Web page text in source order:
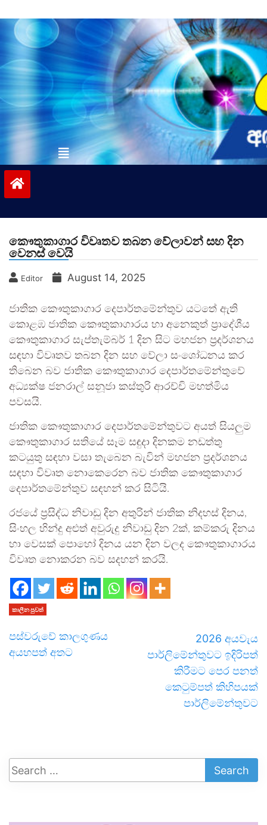
to
contentvinivida.lk
කෞතුකාගාර විවෘතව තබන වේලාවන් සහ දින
වෙනස් වෙයි
Editor August 14, 2025
ජාතික කෞතුකාගාර දෙපාර්තමේන්තුව යටතේ ඇති
කොළඹ ජාතික කෞතුකාගාරය හා අනෙකුත් ප්‍රාදේශීය
කෞතුකාගාර සැප්තැම්බර් 1 දින සිට මහජන ප්‍රදර්ශනය
සඳහා විවෘතව තබන දින සහ වේලා සංශෝධනය කර
තිබෙන බව ජාතික කෞතුකාගාර දෙපාර්තමේන්තුවේ
අධ්‍යක්ෂ ජනරාල් සනූජා කස්තුරි ආරච්චි මහත්මිය
පවසයි.
ජාතික කෞතුකාගාර දෙපාර්‌තමේන්තුවට අයත් සියලුම
කෞතුකාගාර සතියේ සෑම සඳුදා දිනකම නඩත්තු
කටයුතු සඳහා වසා තැබෙන බැවින් මහජන ප්‍රදර්ශනය
සඳහා විවෘත නොකෙරෙන බව ජාතික කෞතුකාගාර
දෙපාර්තමේන්තුව සඳහන් කර සිටියි.
රජයේ ප්‍රසිද්ධ නිවාඩු දින අතුරින් ජාතික නිදහස් දිනය,
සිංහල හින්දු අළුත් අවුරුදු නිවාඩු දින 2ක්, කම්කරු දිනය
හා වෙසක් පොහෝ දිනය යන දින වලද කෞතුකාගාරය
විවෘත නොකරන බව සදහන් කරයි.
කාලීන පුවත්
පස්වරුවේ කාලගුණය
අයහපත් අතට
2026 අයවැය
පාර්ලිමේන්තුවට ඉදිරිපත්
කිරීමට පෙර පනත්
කෙටුම්පත් කිහිපයක්
පාර්ලිමේන්තුවට